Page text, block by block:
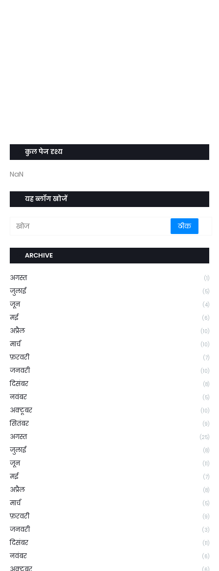
कुल पेज दृश्य
NaN
यह ब्लॉग खोजें
ARCHIVE
अगस्त (1)
जुलाई (5)
जून (4)
मई (6)
अप्रैल (10)
मार्च (10)
फ़रवरी (7)
जनवरी (10)
दिसंबर (8)
नवंबर (5)
अक्टूबर (10)
सितंबर (9)
अगस्त (25)
जुलाई (8)
जून (11)
मई (7)
अप्रैल (8)
मार्च (5)
फ़रवरी (9)
जनवरी (3)
दिसंबर (11)
नवंबर (6)
अक्टूबर